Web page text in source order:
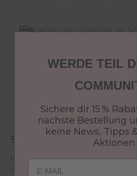
Versandkostenfrei ab
Versandfertig in 24-48h
Beschreibung
Frisches, neues Design trifft
Wirkstoffe!
WERDE TEIL
Sichere dir 15 %
nächste Bestellung
keine News, Tipps
Aktionen.
Email